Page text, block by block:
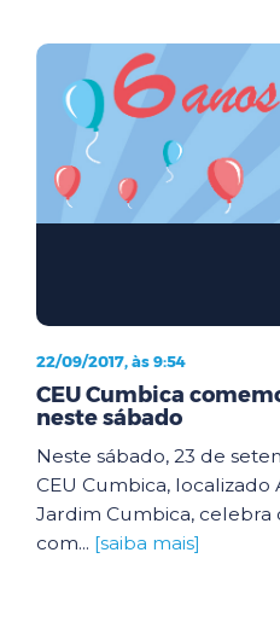
22/09/2017, às 9:54
CEU Cumbica
neste sábado
Neste sábado, 23 de
CEU Cumbica, localizado
Jardim Cumbica, celebra
com... [saiba mais]